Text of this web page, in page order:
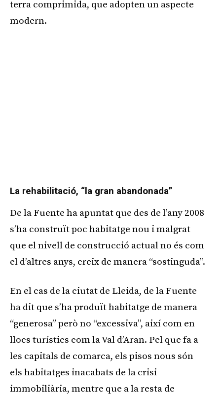
terra comprimida, que adopten un aspecte
modern.
La rehabilitació, “la gran abandonada”
De la Fuente ha apuntat que des de l’any 2008
s’ha construït poc habitatge nou i malgrat
que el nivell de construcció actual no és com
el d’altres anys, creix de manera “sostinguda”.
En el cas de la ciutat de Lleida, de la Fuente
ha dit que s’ha produït habitatge de manera
“generosa” però no “excessiva”, així com en
llocs turístics com la Val d’Aran. Pel que fa a
les capitals de comarca, els pisos nous són
els habitatges inacabats de la crisi
immobiliària, mentre que a la resta de